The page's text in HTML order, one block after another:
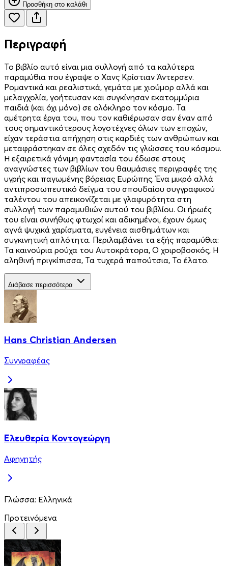
Προσθήκη στο καλάθι
Περιγραφή
Το βιβλίο αυτό είναι μια συλλογή από τα καλύτερα
παραμύθια που έγραψε ο Χανς Κρίστιαν Άντερσεν.
Ρομαντικά και ρεαλιστικά, γεμάτα με χιούμορ αλλά και
μελαγχολία, γοήτευσαν και συγκίνησαν εκατομμύρια
παιδιά (και όχι μόνο) σε ολόκληρο τον κόσμο. Τα
αμέτρητα έργα του, που τον καθιέρωσαν σαν έναν από
τους σημαντικότερους λογοτέχνες όλων των εποχών,
είχαν τεράστια απήχηση στις καρδιές των ανθρώπων και
μεταφράστηκαν σε όλες σχεδόν τις γλώσσες του κόσμου.
Η εξαιρετικά γόνιμη φαντασία του έδωσε στους
αναγνώστες των βιβλίων του θαυμάσιες περιγραφές της
υγρής και παγωμένης βόρειας Ευρώπης. Ένα μικρό αλλά
αντιπροσωπευτικό δείγμα του σπουδαίου συγγραφικού
ταλέντου του απεικονίζεται με γλαφυρότητα στη
συλλογή των παραμυθιών αυτού του βιβλίου. Οι ήρωές
του είναι συνήθως φτωχοί και αδικημένοι, έχουν όμως
αγνά ψυχικά χαρίσματα, ευγένεια αισθημάτων και
συγκινητική απλότητα. Περιλαμβάνει τα εξής παραμύθια:
Τα καινούρια ρούχα του Αυτοκράτορα, Ο χοιροβοσκός, Η
αληθινή πριγκίπισσα, Τα τυχερά παπούτσια, Το έλατο.
Διάβασε περισσότερα
Hans Christian Andersen
Συγγραφέας
Ελευθερία Κοντογεώργη
Αφηγητής
Γλώσσα: Ελληνικά
Προτεινόμενα